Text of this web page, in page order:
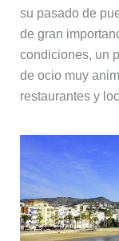
su pasado de
de gran
condiciones, un
de ocio muy
restaurantes y